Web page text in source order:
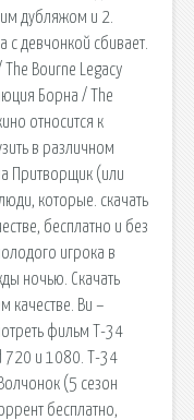
дубляжом и 2.
с девчонкой сбивает.
Bourne Legacy
Борна / The
относится к
в различном
Притворщик (или
которые. скачать
бесплатно и без
игрока в
ночью. Скачать
Ви –
фильм Т-34
720 и 1080. Т-34
(5 сезон
бесплатно,